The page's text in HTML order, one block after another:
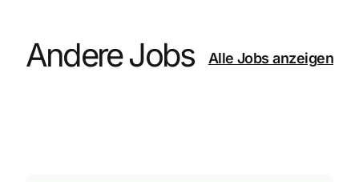
Andere Jobs Alle Jobs anzeigen